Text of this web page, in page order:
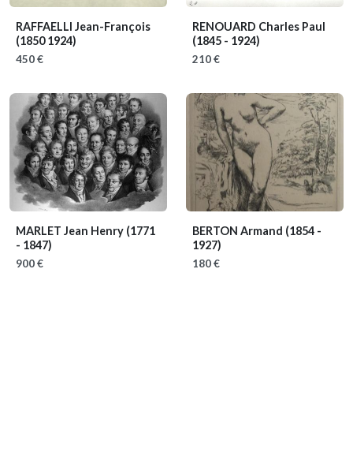
RAFFAELLI Jean-François
(1850 1924)
450 €
RENOUARD Charles Paul
(1845 - 1924)
210 €
MARLET Jean Henry (1771
- 1847)
900 €
BERTON Armand (1854 -
1927)
180 €